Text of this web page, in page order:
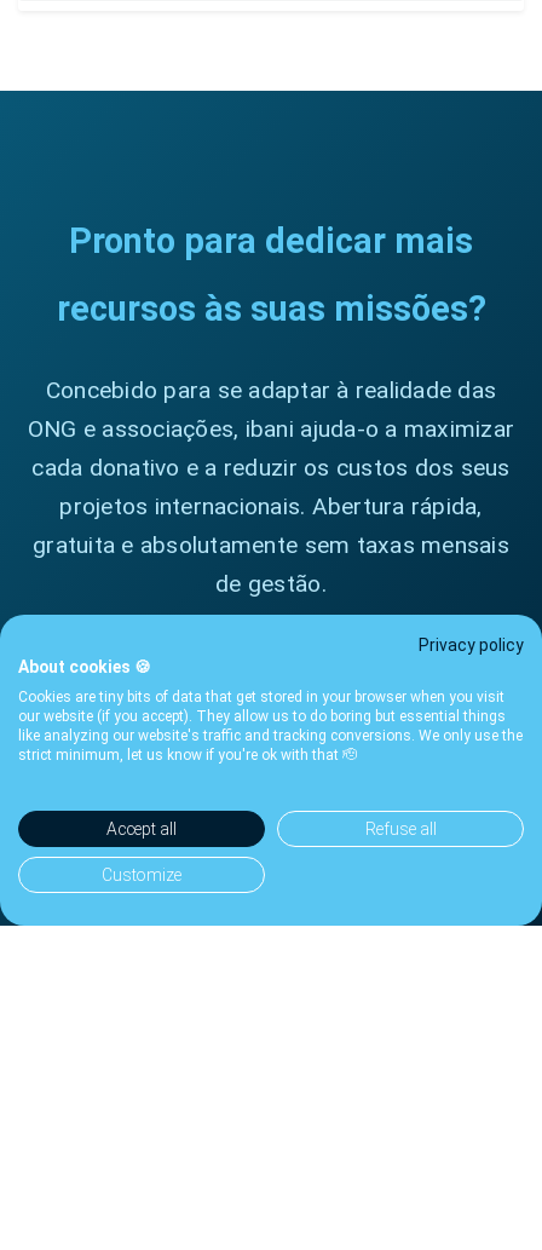
Pronto para dedicar mais
recursos às suas missões?
Concebido para se adaptar à realidade das
ONG e associações, ibani ajuda-o a maximizar
cada donativo e a reduzir os custos dos seus
projetos internacionais. Abertura rápida,
gratuita e absolutamente sem taxas mensais
de gestão.
Contact Us
Ver as nossas taxas
✔ Suporte Personalizado · ✔ Sem Taxas Ocultas · ✔ Ideal
para ONG sediadas na Suíça
Privacy policy
About cookies 🍪
Cookies are tiny bits of data that get stored in your browser when you visit
our website (if you accept). They allow us to do boring but essential things
like analyzing our website's traffic and tracking conversions. We only use the
strict minimum, let us know if you're ok with that 🫡
Accept all Refuse all
Customize